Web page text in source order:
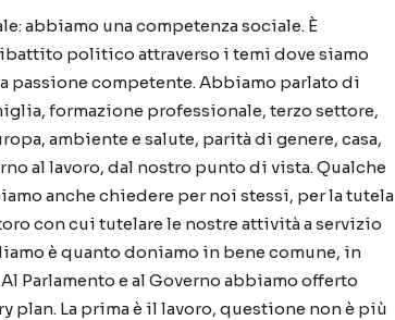
abbiamo una competenza sociale. È
politico attraverso i temi dove siamo
passione competente. Abbiamo parlato di
formazione professionale, terzo settore,
ambiente e salute, parità di genere, casa,
al lavoro, dal nostro punto di vista. Qualche
anche chiedere per noi stessi, per la tutela
con cui tutelare le nostre attività a servizio
è quanto doniamo in bene comune, in
Parlamento e al Governo abbiamo offerto
plan. La prima è il lavoro, questione non è più